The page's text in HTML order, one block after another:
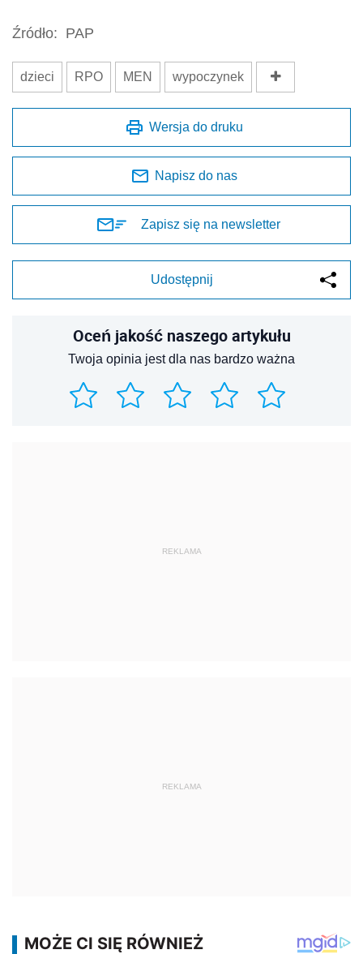
Źródło: PAP
dzieci RPO MEN wypoczynek
Wersja do druku
Napisz do nas
Zapisz się na newsletter
Udostępnij
Oceń jakość naszego artykułu
Twoja opinia jest dla nas bardzo ważna
REKLAMA
REKLAMA